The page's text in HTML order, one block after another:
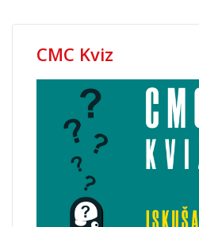
CMC Kviz